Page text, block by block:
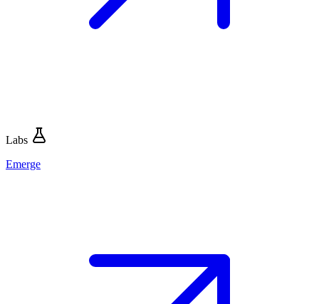
Labs
Emerge